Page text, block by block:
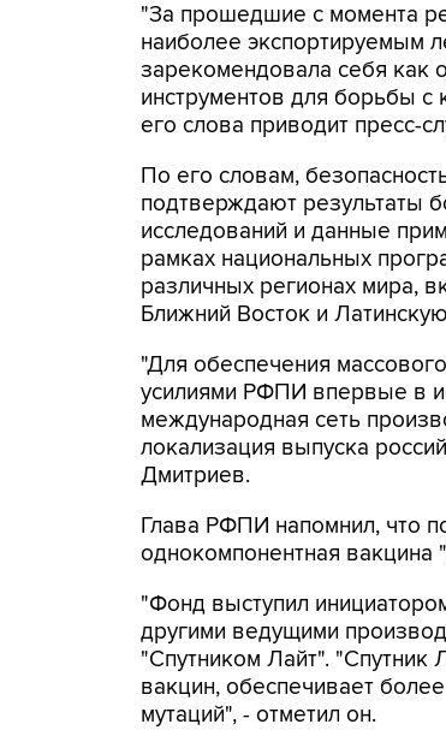
"За прошедшие с момента
наиболее экспортируемым
зарекомендовала себя как
инструментов для борьбы
его слова приводит пресс-
По его словам,
подтверждают результаты
исследований и данные
рамках национальных
различных регионах мира,
Ближний Восток и
"Для обеспечения
усилиями РФПИ впервые в
международная сеть
локализация выпуска
Дмитриев.
Глава РФПИ напомнил, что
однокомпонентная вакцина
"Фонд выступил
другими ведущими
"Спутником Лайт". "Спутник
вакцин, обеспечивает
мутаций", - отметил он.